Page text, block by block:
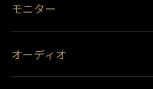
モニター
オーディオ